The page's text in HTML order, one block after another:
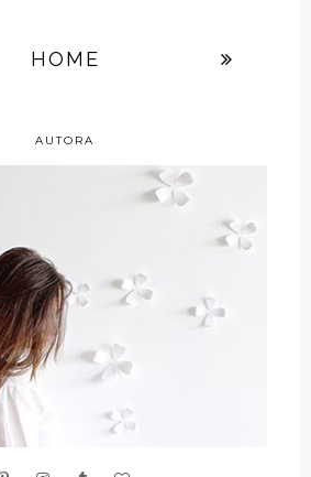
HOME
AUTORA